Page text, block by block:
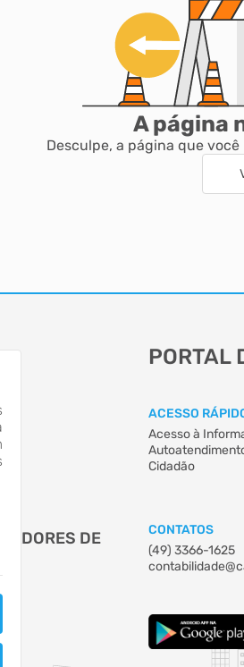
A página
Desculpe, a página que
DE
PORTAL
ACESSO
Acesso à
Cidadão
CONTATOS
(49) 3366-1625